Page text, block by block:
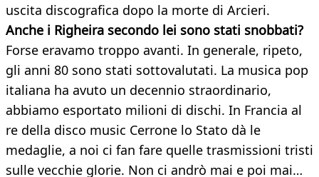
uscita discografica dopo la morte di Arcieri.
Anche i Righeira secondo lei sono stati snobbati?
Forse eravamo troppo avanti. In generale, ripeto,
gli anni 80 sono stati sottovalutati. La musica pop
italiana ha avuto un decennio straordinario,
abbiamo esportato milioni di dischi. In Francia al
re della disco music Cerrone lo Stato dà le
medaglie, a noi ci fan fare quelle trasmissioni tristi
sulle vecchie glorie. Non ci andrò mai e poi mai…